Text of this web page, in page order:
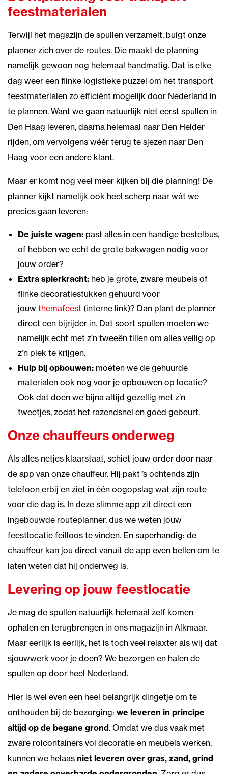
feestmaterialen
Terwijl het magazijn de spullen verzamelt, buigt onze
planner zich over de routes. Die maakt de planning
namelijk gewoon nog helemaal handmatig. Dat is elke
dag weer een flinke logistieke puzzel om het transport
feestmaterialen zo efficiënt mogelijk door Nederland in
te plannen. Want we gaan natuurlijk niet eerst spullen in
Den Haag leveren, daarna helemaal naar Den Helder
rijden, om vervolgens wéér terug te sjezen naar Den
Haag voor een andere klant.
Maar er komt nog veel meer kijken bij die planning! De
planner kijkt namelijk ook heel scherp naar wát we
precies gaan leveren:
De juiste wagen: past alles in een handige bestelbus,
of hebben we echt de grote bakwagen nodig voor
jouw order?
Extra spierkracht: heb je grote, zware meubels of
flinke decoratiestukken gehuurd voor
jouw themafeest (interne link)? Dan plant de planner
direct een bijrijder in. Dat soort spullen moeten we
namelijk echt met z’n tweeën tillen om alles veilig op
z’n plek te krijgen.
Hulp bij opbouwen: moeten we de gehuurde
materialen ook nog voor je opbouwen op locatie?
Ook dat doen we bijna altijd gezellig met z’n
tweetjes, zodat het razendsnel en goed gebeurt.
Onze chauffeurs onderweg
Als alles netjes klaarstaat, schiet jouw order door naar
de app van onze chauffeur. Hij pakt ’s ochtends zijn
telefoon erbij en ziet in één oogopslag wat zijn route
voor die dag is. In deze slimme app zit direct een
ingebouwde routeplanner, dus we weten jouw
feestlocatie feilloos te vinden. En superhandig: de
chauffeur kan jou direct vanuit de app even bellen om te
laten weten dat hij onderweg is.
Levering op jouw feestlocatie
Je mag de spullen natuurlijk helemaal zelf komen
ophalen en terugbrengen in ons magazijn in Alkmaar.
Maar eerlijk is eerlijk, het is toch veel relaxter als wij dat
sjouwwerk voor je doen? We bezorgen en halen de
spullen op door heel Nederland.
Hier is wel even een heel belangrijk dingetje om te
onthouden bij de bezorging: we leveren in principe
altijd op de begane grond. Omdat we dus vaak met
zware rolcontainers vol decoratie en meubels werken,
kunnen we helaas niet leveren over gras, zand, grind